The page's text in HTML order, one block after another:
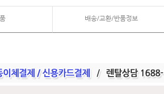
배송/교환/반품정보